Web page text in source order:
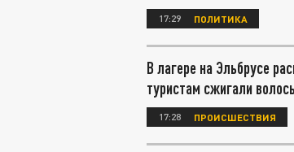
17:29 ПОЛИТИКА
В лагере на Эльбрусе
туристам сжигали
17:28 ПРОИСШЕСТВИЯ